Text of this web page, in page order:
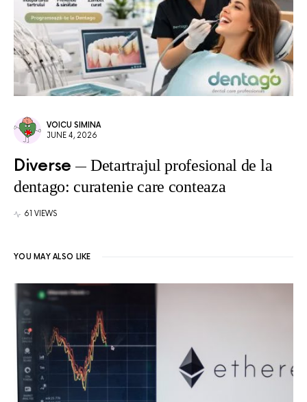
VOICU SIMINA
JUNE 4, 2026
Diverse
Detartrajul profesional de la
dentago: curatenie care conteaza
61 VIEWS
YOU MAY ALSO LIKE